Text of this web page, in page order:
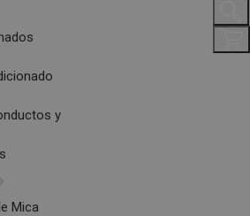
y
Mica